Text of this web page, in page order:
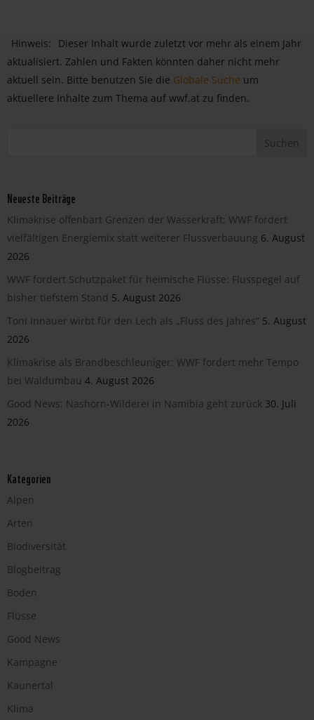
Hinweis:
Dieser Inhalt wurde zuletzt vor mehr als einem Jahr
aktualisiert. Zahlen und Fakten könnten daher nicht mehr
aktuell sein. Bitte benutzen Sie die Globale Suche um
aktuellere Inhalte zum Thema auf wwf.at zu finden.
Neueste Beiträge
Klimakrise offenbart Grenzen der Wasserkraft: WWF fordert
vielfältigen Energiemix statt weiterer Flussverbauung 6. August
2026
WWF fordert Schutzpaket für heimische Flüsse: Flusspegel auf
bisher tiefstem Stand 5. August 2026
Toni Innauer wirbt für den Lech als „Fluss des Jahres“ 5. August
2026
Klimakrise als Brandbeschleuniger: WWF fordert mehr Tempo
bei Waldumbau 4. August 2026
Good News: Nashorn-Wilderei in Namibia geht zurück 30. Juli
2026
Kategorien
Alpen
Arten
Biodiversität
Blogbeitrag
Boden
Flüsse
Good News
Kampagne
Kaunertal
Klima